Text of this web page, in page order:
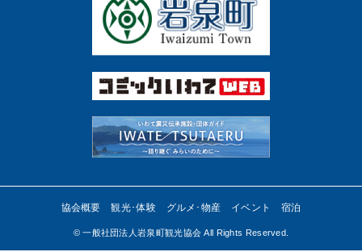
協会概要 観光･体験 グルメ･物産 イベント 宿泊
©︎ 一般社団法人岩泉町観光協会 All Rights Reserved.